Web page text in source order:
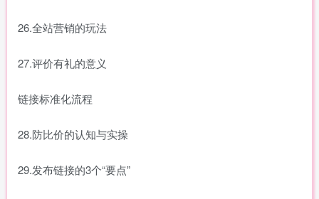
26.全站营销的玩法
27.评价有礼的意义
链接标准化流程
28.防比价的认知与实操
29.发布链接的3个“要点”